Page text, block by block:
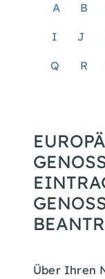
A B
I J
Q R
Über Ihren